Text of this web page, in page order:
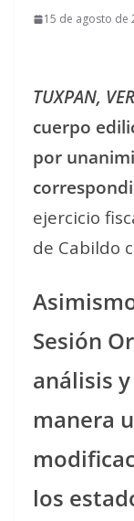
15 de agosto de
TUXPAN,
cuerpo
por
ejercicio
de Cabildo
Sesión
análisis
manera
los